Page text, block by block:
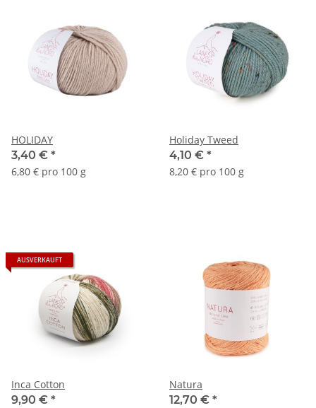
HOLIDAY
3,40 € *
6,80 € pro 100 g
Holiday Tweed
4,10 € *
8,20 € pro 100 g
AUSVERKAUFT
Inca Cotton
9,90 € *
Natura
12,70 € *